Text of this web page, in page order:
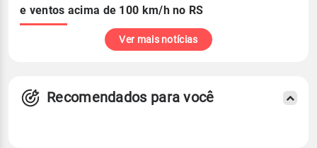
e ventos acima de 100 km/h no RS
Ver mais notícias
Recomendados para você